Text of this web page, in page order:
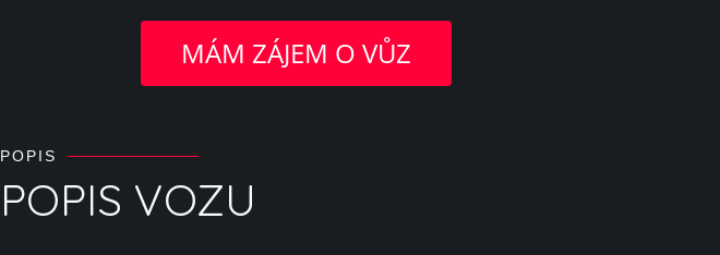
MÁM ZÁJEM O VŮZ
POPIS
POPIS VOZU